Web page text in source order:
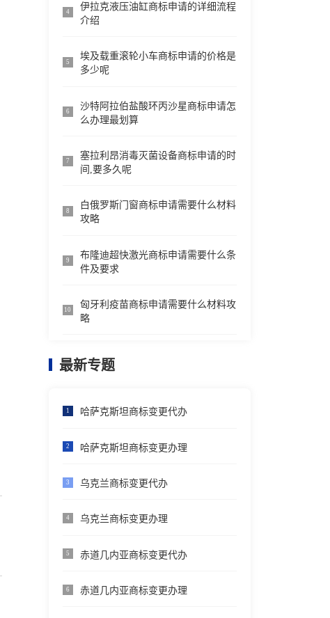
4
伊拉克液压油缸商标申请的详细流程
介绍
5
埃及载重滚轮小车商标申请的价格是
多少呢
6
沙特阿拉伯盐酸环丙沙星商标申请怎
么办理最划算
7
塞拉利昂消毒灭菌设备商标申请的时
间,要多久呢
8
白俄罗斯门窗商标申请需要什么材料
攻略
9
布隆迪超快激光商标申请需要什么条
件及要求
10
匈牙利疫苗商标申请需要什么材料攻
略
最新专题
1 哈萨克斯坦商标变更代办
2 哈萨克斯坦商标变更办理
3 乌克兰商标变更代办
4 乌克兰商标变更办理
5 赤道几内亚商标变更代办
6 赤道几内亚商标变更办理